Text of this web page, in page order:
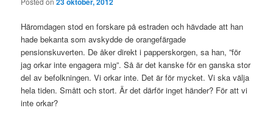
Häromdagen stod en forskare på estraden och hävdade att han
hade bekanta som avskydde de orangefärgade
pensionskuverten. De åker direkt i papperskorgen, sa han, ”för
jag orkar inte engagera mig”. Så är det kanske för en ganska stor
del av befolkningen. Vi orkar inte. Det är för mycket. Vi ska välja
hela tiden. Smått och stort. Är det därför inget händer? För att vi
inte orkar?